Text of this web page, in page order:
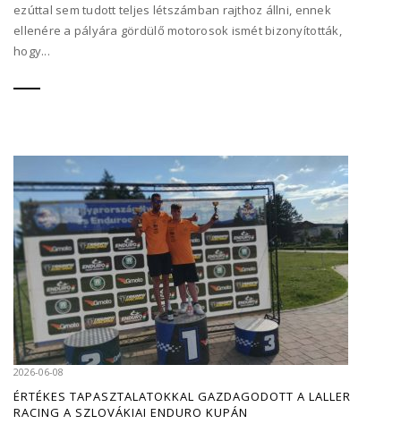
ezúttal sem tudott teljes létszámban rajthoz állni, ennek
ellenére a pályára gördülő motorosok ismét bizonyították,
hogy...
2026-06-08
ÉRTÉKES TAPASZTALATOKKAL GAZDAGODOTT A LALLER
RACING A SZLOVÁKIAI ENDURO KUPÁN